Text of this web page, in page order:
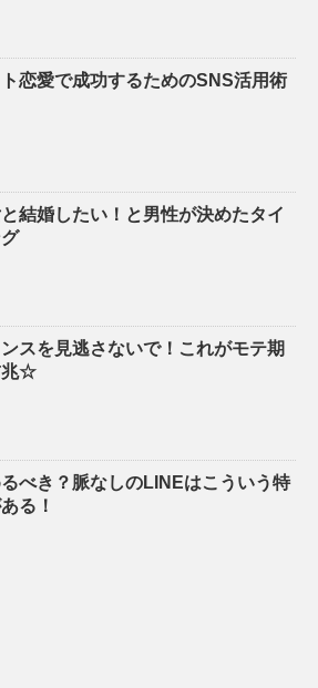
恋愛で成功するためのSNS活用術
結婚したい！と男性が決めたタイ
スを見逃さないで！これがモテ期
兆☆
べき？脈なしのLINEはこういう特
る！